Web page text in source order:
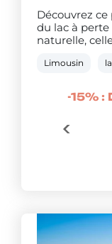
Découvrez
du lac à perte
naturelle,
Limousin
-15% :